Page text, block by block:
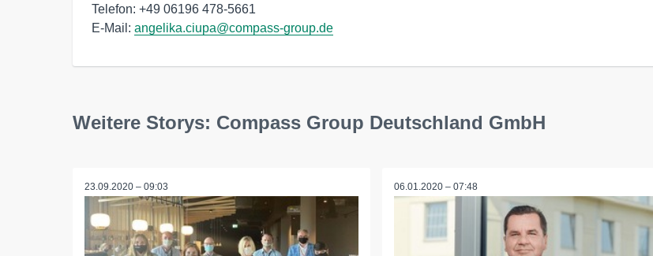
Telefon: +49 06196 478-5661
E-Mail: angelika.ciupa@compass-group.de
Weitere Storys: Compass Group Deutschland GmbH
23.09.2020 – 09:03 06.01.2020 – 07:48